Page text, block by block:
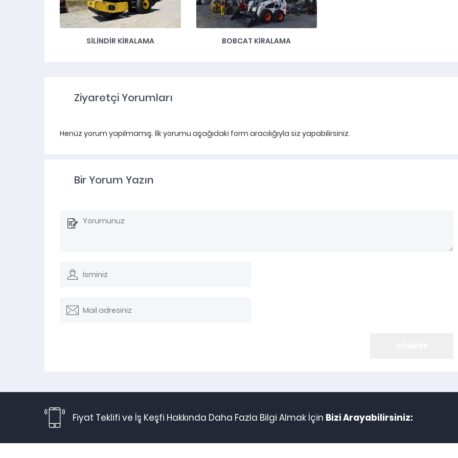
SİLİNDİR KİRALAMA BOBCAT KIRALAMA
Ziyaretçi Yorumları
Henüz yorum yapılmamış. İlk yorumu aşağıdaki form aracılığıyla siz yapabilirsiniz.
Bir Yorum Yazın
Fiyat Teklifi ve İş Keşfi Hakkında Daha Fazla Bilgi Almak İçin Bizi Arayabilirsiniz: